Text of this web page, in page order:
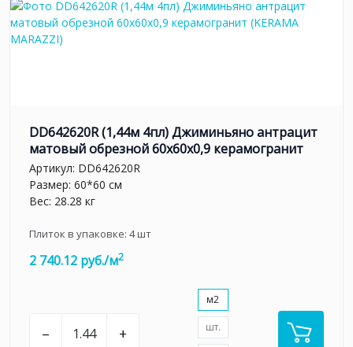
DD642620R (1,44м 4пл) Джиминьяно антрацит
матовый обрезной 60х60x0,9 керамогранит
Артикул: DD642620R
Размер: 60*60 см
Вес: 28.28 кг
Плиток в упаковке: 4шт
2 740.12 руб./м2
– +
м2
шт.